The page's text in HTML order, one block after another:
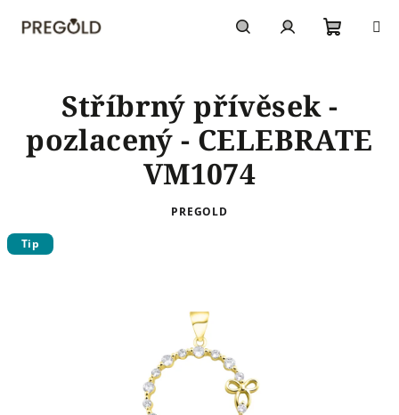
košík
Stříbrný přívěsek -
pozlacený - CELEBRATE
VM1074
PREGOLD
Tip